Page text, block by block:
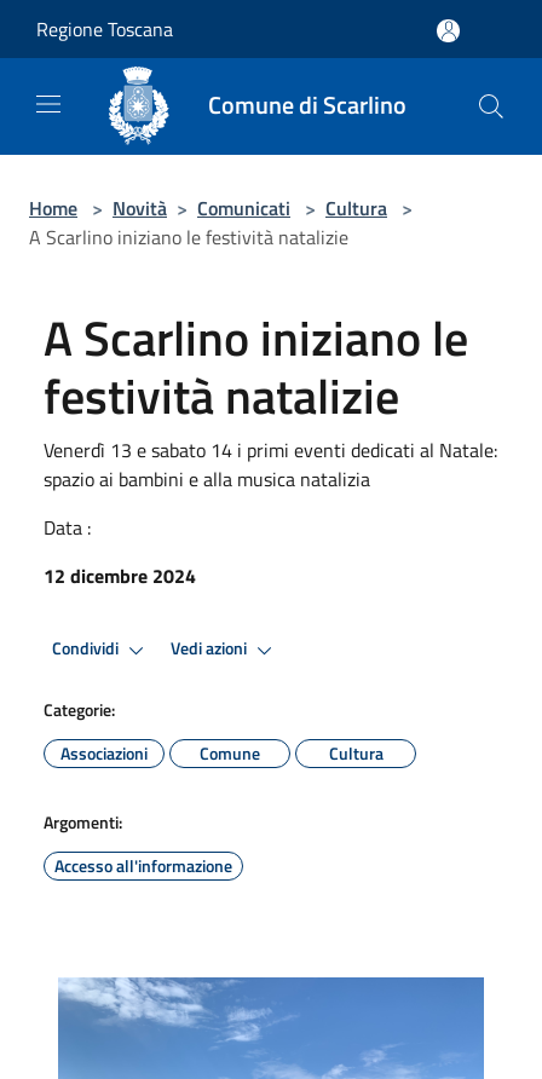
Regione Toscana
Comune di Scarlino
Home > Novità > Comunicati > Cultura >
A Scarlino iniziano le festività natalizie
A Scarlino iniziano le
festività natalizie
Venerdì 13 e sabato 14 i primi eventi dedicati al Natale:
spazio ai bambini e alla musica natalizia
Data :
12 dicembre 2024
Condividi Vedi azioni
Categorie:
Associazioni
Comune Cultura
Argomenti:
Accesso all'informazione